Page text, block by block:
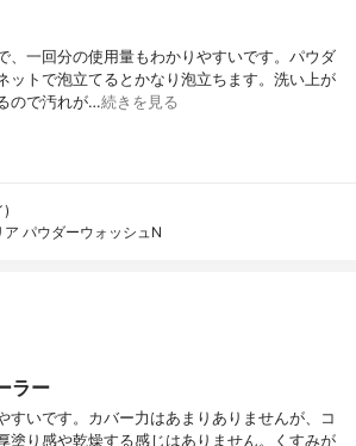
、一回分の使用量もわかりやすいです。パウダ
ットで泡立てるとかなり泡立ちます。洗い上が
ので汚れが…続きを見る
)
ア パウダーウォッシュN
ラー
すいです。カバー力はあまりありませんが、コ
塗り感や乾燥する感じはありません。くすみが